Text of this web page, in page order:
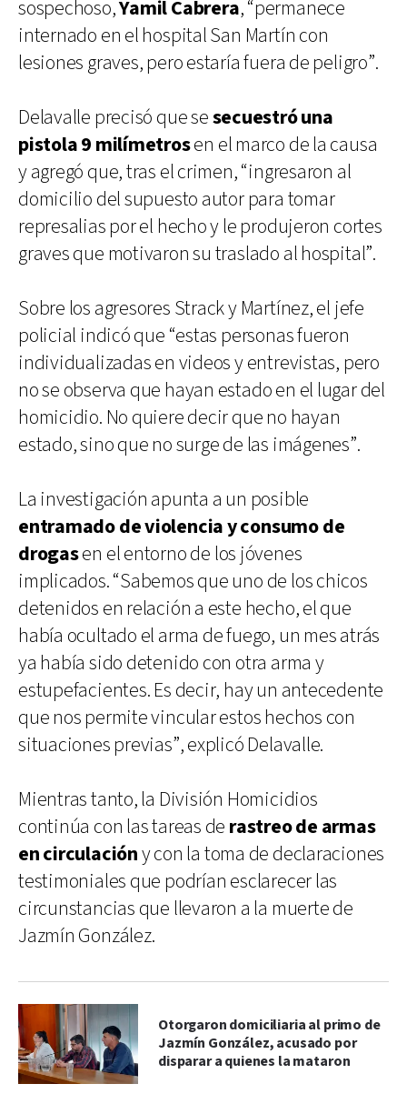
sospechoso,Yamil Cabrera, “permanece
internado en el hospital San Martín con
lesiones graves, pero estaría fuera de peligro”.
Delavalle precisó que sesecuestró una
pistola 9 milímetrosen el marco de la causa
y agregó que, tras el crimen, “ingresaron al
domicilio del supuesto autor para tomar
represalias por el hecho y le produjeron cortes
graves que motivaron su traslado al hospital”.
Sobre los agresores Strack y Martínez, el jefe
policial indicó que “estas personas fueron
individualizadas en videos y entrevistas, pero
no se observa que hayan estado en el lugar del
homicidio. No quiere decir que no hayan
estado, sino que no surge de las imágenes”.
La investigación apunta a un posible
entramado de violencia y consumo de
drogasen el entorno de los jóvenes
implicados. “Sabemos que uno de los chicos
detenidos en relación a este hecho, el que
había ocultado el arma de fuego, un mes atrás
ya había sido detenido con otra arma y
estupefacientes. Es decir, hay un antecedente
que nos permite vincular estos hechos con
situaciones previas”, explicó Delavalle.
Mientras tanto, la División Homicidios
continúa con las tareas de rastreo de armas
en circulacióny con la toma de declaraciones
testimoniales que podrían esclarecer las
circunstancias que llevaron a la muerte de
Jazmín González.
Otorgaron domiciliaria al primo de
Jazmín González, acusado por
disparar a quienes la mataron